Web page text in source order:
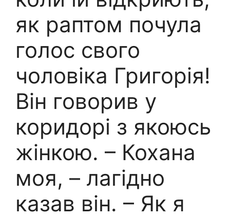
як раптом почула
голос свого
чоловіка Григорія!
Він говорив у
коридорі з якоюсь
жінкою. – Кохана
моя, – лагідно
казав він. – Як я